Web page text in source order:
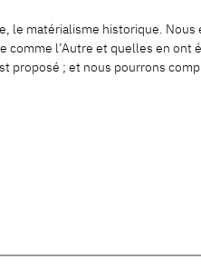
le matérialisme historique.
l’Autre et quelles en ont
proposé ; et nous pourrons